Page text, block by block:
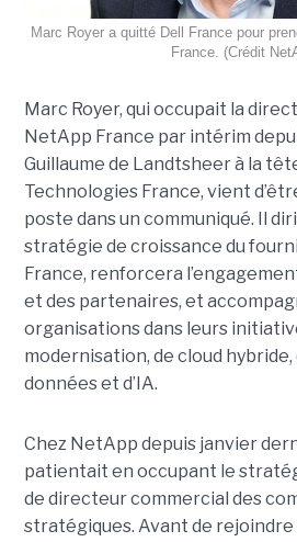
Marc Royer a quitté Dell France pour
France. (Crédit
Marc Royer, qui occupait la
NetApp France par intérim
Guillaume de Landtsheer à la tête
Technologies France, vient
poste dans un communiqué. Il
stratégie de croissance du
France, renforcera
et des partenaires, et
organisations dans leurs
modernisation, de cloud
données et d’IA.
Chez NetApp depuis janvier
patientait en occupant le
de directeur commercial des
stratégiques. Avant de rejoindre